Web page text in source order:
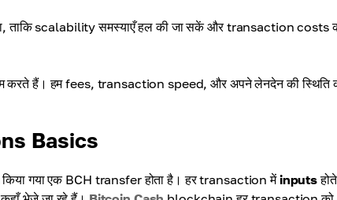
ताकि scalability समस्याएँ हल की जा सकें और transaction costs
करते हैं। हम fees, transaction speed, और अपने लेनदेन की
Basics
गया एक BCH transfer होता है। हर transaction मेंinputs